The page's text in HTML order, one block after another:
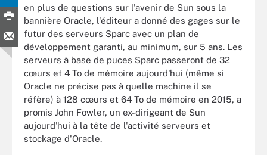
en plus de questions sur l'avenir de Sun sous la
bannière Oracle, l'éditeur a donné des gages sur le
futur des serveurs Sparc avec un plan de
développement garanti, au minimum, sur 5 ans. Les
serveurs à base de puces Sparc passeront de 32
cœurs et 4 To de mémoire aujourd'hui (même si
Oracle ne précise pas à quelle machine il se
réfère) à 128 cœurs et 64 To de mémoire en 2015, a
promis John Fowler, un ex-dirigeant de Sun
aujourd'hui à la tête de l'activité serveurs et
stockage d'Oracle.